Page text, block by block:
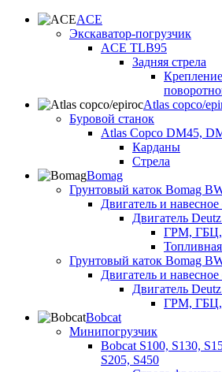
ACE
Экскаватор-погрузчик
ACE TLB95
Задняя стрела
Atlas copco/
Буровой станок
Atlas Copco DM45,
Карданы
Стрела
Bomag
Грунтовый каток Bomag
Двигатель и
Двигатель
ГРМ, ГБЦ,
Грунтовый каток Bomag
Двигатель и
Двигатель
ГРМ, ГБЦ,
Bobcat
Минипогрузчик
Bobcat S100, S130,
S205, S450